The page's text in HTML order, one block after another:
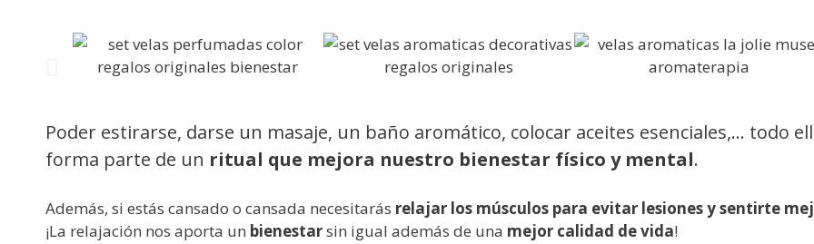
Poder estirarse, darse un masaje, un baño aromático, colocar aceites esenciales,… todo
forma parte de un ritual que mejora nuestro bienestar físico y mental.
Además, si estás cansado o cansada necesitarás relajar los músculos para evitar lesiones y sentirte
¡La relajación nos aporta un bienestarsin igual además de una mejor calidad de vida!